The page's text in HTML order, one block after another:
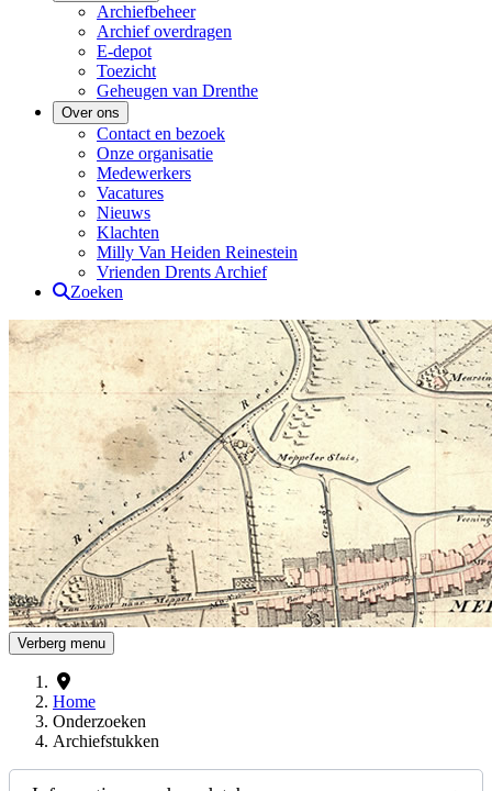
Archiefbeheer
Archief overdragen
E-depot
Toezicht
Geheugen van Drenthe
Over ons
Contact en bezoek
Onze organisatie
Medewerkers
Vacatures
Nieuws
Klachten
Milly Van Heiden Reinestein
Vrienden Drents Archief
Zoeken
Drents Archief
Verberg menu
Home
Onderzoeken
Archiefstukken